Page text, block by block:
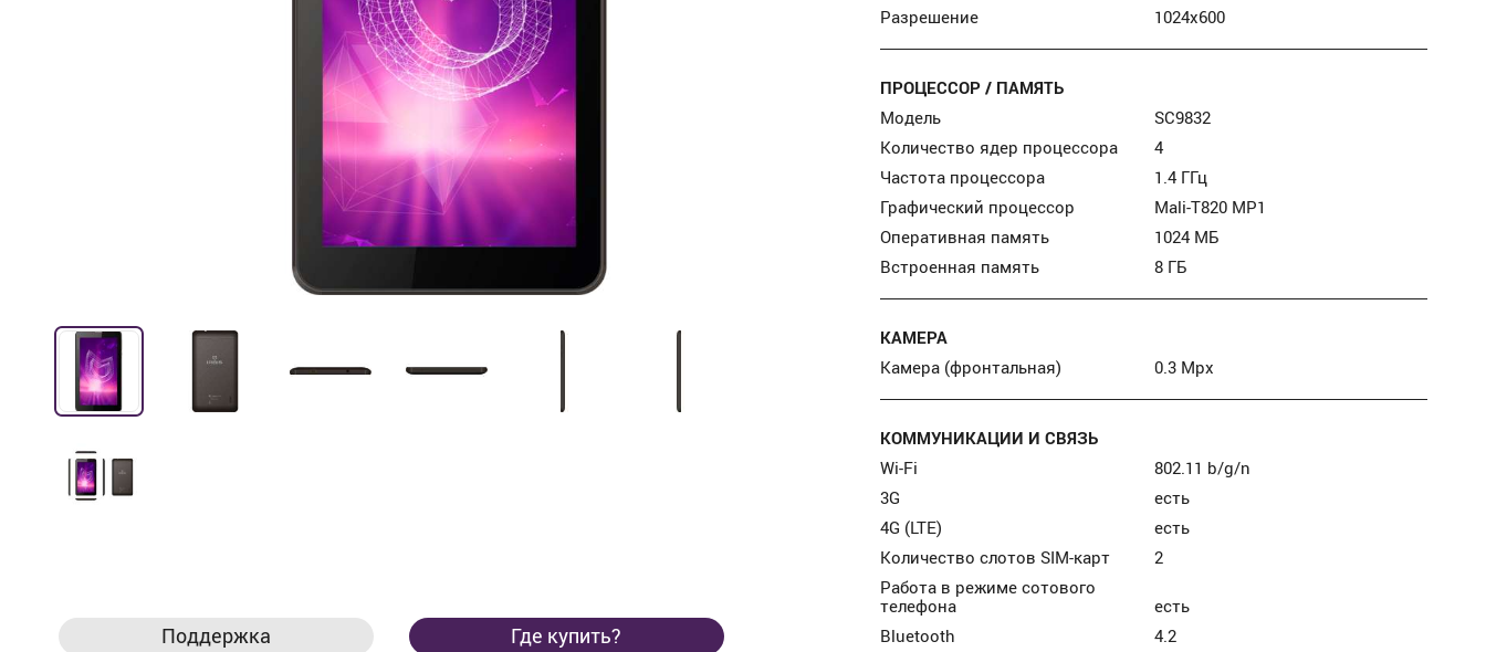
Поддержка Где купить?
Разрешение
1024х600
ПРОЦЕССОР / ПАМЯТЬ
Модель
SC9832
Количество ядер процессора
4
Частота процессора
1.4 ГГц
Графический процессор
Mali-T820 MP1
Оперативная память
1024 МБ
Встроенная память
8 ГБ
КАМЕРА
Камера (фронтальная)
0.3 Mpx
КОММУНИКАЦИИ И СВЯЗЬ
Wi-Fi
802.11 b/g/n
3G
есть
4G (LTE)
есть
Количество слотов SIM-карт
2
Работа в режиме сотового
телефона
есть
Bluetooth
4.2